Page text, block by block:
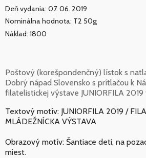
Deň vydania: 07. 06. 2019
Nominálna hodnota: T2 50g
Náklad: 1800
Poštový (korešpondenčný) lístok s
Dobrý nápad Slovensko s prítlačou k
filatelistickej výstave JUNIORFILA 2019
Textový motív: JUNIORFILA 2019 /
MLÁDEŽNÍCKA VÝSTAVA
Obrazový motív: Šantiace deti, na
miest.